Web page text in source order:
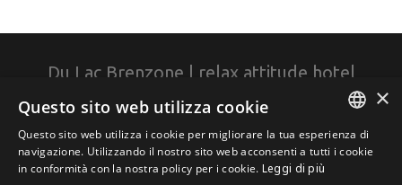
Du Lac Brenzone | relax attitude hotel
+39 045 7420138 ITALIAN
×
Questo sito web utilizza cookie
Questo sito web utilizza i cookie per migliorare la tua esperienza di
navigazione. Utilizzando il nostro sito web acconsenti a tutti i cookie
in conformità con la nostra policy per i cookie. Leggi di più